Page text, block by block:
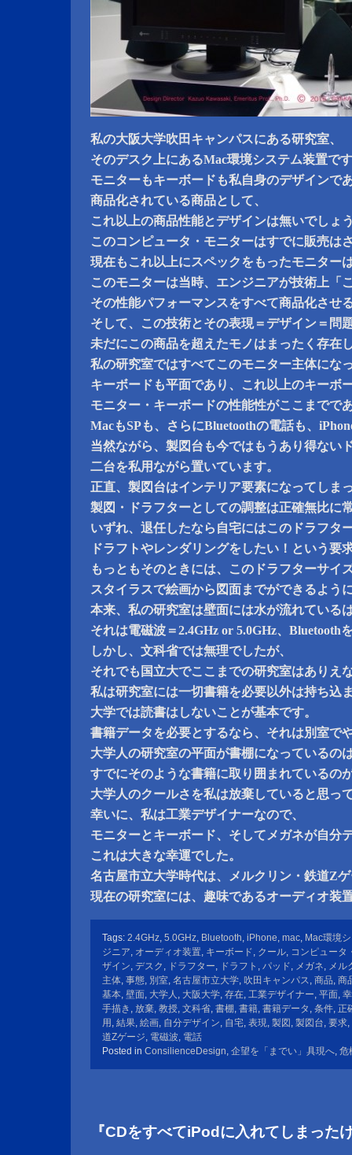
私の大阪大学吹田キャンパスにある研究室、
そのデスク上にあるMac環境システム装置で
モニターもキーボードも私自身のデザインで
商品化されている商品として、
これ以上の商品性能とデザインは無いでしょ
このコンピュータ・モニターはすでに販売は
現在もこれ以上にスペックをもったモニター
このモニターは当時、エンジニアが技術上「
その性能パフォーマンスをすべて商品化させ
そして、この技術とその表現＝デザイン＝問
未だにこの商品を超えたモノはまったく存在
私の研究室ではすべてこのモニター主体にな
キーボードも平面であり、これ以上のキーボ
モニター・キーボードの性能性がここまでで
MacもSPも、さらにBluetoothの電話も、
当然ながら、製図台も今ではもうあり得ない
二台を私用ながら置いています。
正直、製図台はインテリア要素になってしま
製図・ドラフターとしての調整は正確無比に
いずれ、退任したなら自宅にはこのドラフタ
ドラフトやレンダリングをしたい！という要
もっともそのときには、このドラフターサイ
スタイラスで絵画から図面までができるよう
本来、私の研究室は壁面には水が流れている
それは電磁波＝2.4GHz or 5.0GHz、Bluetooth
しかし、文科省では無理でしたが、
それでも国立大でここまでの研究室はありえ
私は研究室には一切書籍を必要以外は持ち込
大学では読書はしないことが基本です。
書籍データを必要とするなら、それは別室で
大学人の研究室の平面が書棚になっているの
すでにそのような書籍に取り囲まれているの
大学人のクールさを私は放棄していると思っ
幸いに、私は工業デザイナーなので、
モニターとキーボード、そしてメガネが自分
これは大きな幸運でした。
名古屋市立大学時代は、メルクリン・鉄道Z
現在の研究室には、趣味であるオーディオ装
Tags: 2.4GHz, 5.0GHz, Bluetooth, iPhone, mac, Mac環境
ジニア, オーディオ装置, キーボード, クール, コンピュータ
ザイン, デスク , ドラフター, ドラフト , パッド, メガネ, メル
主体, 事態, 別室, 名古屋市立大学, 吹田キャンパス, 商品, 商
基本, 壁面, 大学人 , 大阪大学, 存在, 工業デザイナー, 平面,
手描き , 放棄, 教授, 文科省, 書棚, 書籍, 書籍データ , 条件, 正
用 , 結果, 絵画, 自分デザイン, 自宅, 表現, 製図 , 製図台, 要求,
道Zゲージ, 電磁波, 電話
Posted in ConsilienceDesign, 企望を「までい」具現へ, 危
『CDをすべてiPodに入れてしまった